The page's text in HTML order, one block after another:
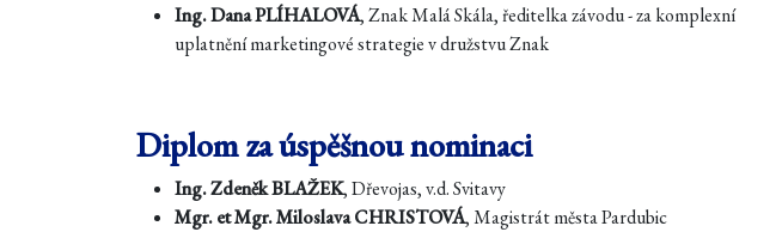
Ing. Dana PLÍHALOVÁ, Znak Malá Skála, ředitelka závodu - za komplexní
uplatnění marketingové strategie v družstvu Znak
Diplom za úspěšnou nominaci
Ing. Zdeněk BLAŽEK, Dřevojas, v.d. Svitavy
Mgr. et Mgr. Miloslava CHRISTOVÁ, Magistrát města Pardubic